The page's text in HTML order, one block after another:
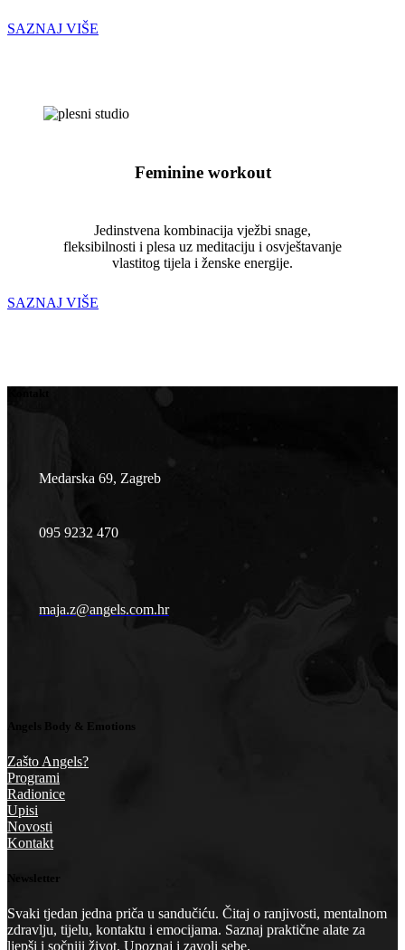
SAZNAJ VIŠE
Feminine workout
Jedinstvena kombinacija vježbi snage,
fleksibilnosti i plesa uz meditaciju i osvještavanje
vlastitog tijela i ženske energije.
SAZNAJ VIŠE
Medarska 69, Zagreb
095 9232 470
maja.z@angels.com.hr
Angels Body & Emotions
Zašto Angels?
Programi
Radionice
Upisi
Novosti
Kontakt
Newsletter
Svaki tjedan jedna priča u sandučiću. Čitaj o ranjivosti, mentalnom
zdravlju, tijelu, kontaktu i emocijama. Saznaj praktične alate za
ljepši i sočniji život. Upoznaj i zavoli sebe.